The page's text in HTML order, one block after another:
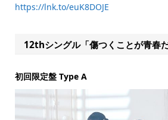
https://lnk.to/euK8DOJE
12thシングル「傷つくことが青春
初回限定盤 Type A